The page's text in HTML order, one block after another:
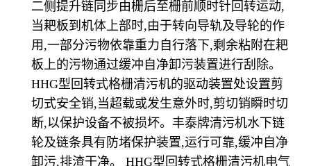
二侧提升链同步由栅后至栅前顺时针回转运动,
当耙板到机体上部时,由于转向导轨及导轮的作
用,一部分污物依靠重力自行落下,剩余粘附在耙
板上的污物通过缓冲自净卸污装置进行刮除。
HHG型回转式格栅清污机的驱动装置处设置剪
切式安全销,当超载或发生意外时,剪切销瞬时切
断,以保护设备不被损坏。丰泰牌清污机水下链
轮及链条具有防堵保护装置,运行可靠,缓冲自净
卸污,排渣干净。 HHG型回转式格栅清污机电气